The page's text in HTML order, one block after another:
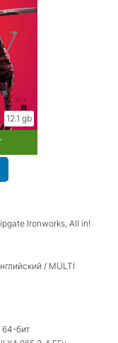
12.1 gb
Ironworks, All in!
/ MULTI
64-бит